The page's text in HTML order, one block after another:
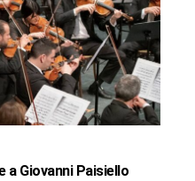
a Giovanni Paisiello